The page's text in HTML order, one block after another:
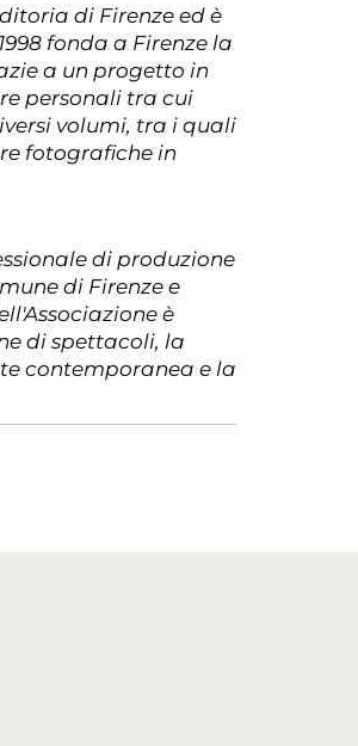
di Firenze ed è
fonda a Firenze la
a un progetto in
personali tra cui
volumi, tra i quali
fotografiche in
di produzione
di Firenze e
è
di spettacoli, la
contemporanea e la